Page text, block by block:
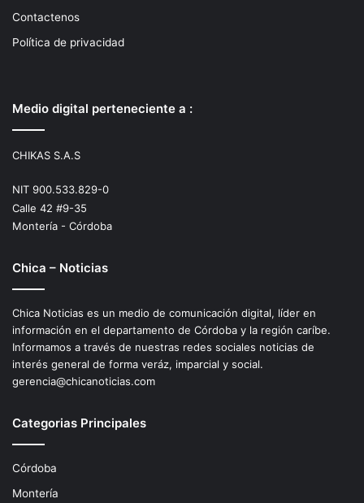
Contactenos
Política de privacidad
Medio digital perteneciente a :
CHIKAS S.A.S
NIT 900.533.829-0
Calle 42 #9-35
Montería - Córdoba
Chica – Noticias
Chica Noticias es un medio de comunicación digital, líder en
información en el departamento de Córdoba y la región caríbe.
Informamos a través de nuestras redes sociales noticias de
interés general de forma veráz, imparcial y social.
gerencia@chicanoticias.com
Categorias Principales
Córdoba
Montería